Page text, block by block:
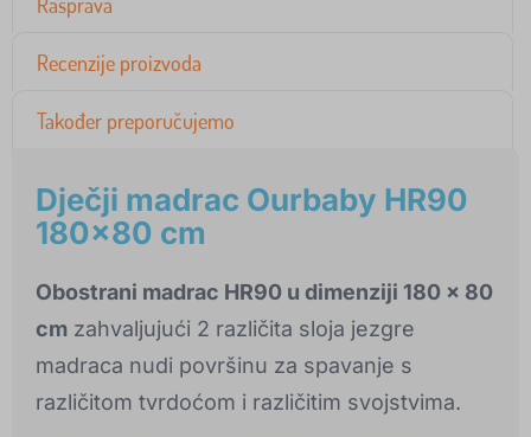
Recenzije proizvoda
Također preporučujemo
Dječji madrac Ourbaby HR90
180x80 cm
Obostrani madrac HR90 u dimenziji 180 x 80
cm zahvaljujući 2 različita sloja jezgre
madraca nudi površinu za spavanje s
različitom tvrdoćom i različitim svojstvima.